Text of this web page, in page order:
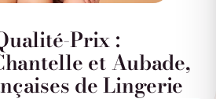
Prix :
et Aubade,
de Lingerie